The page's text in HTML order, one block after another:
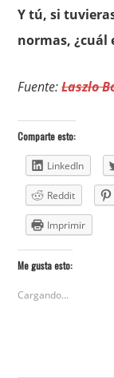
Y tú, si
normas, ¿cuál
Fuente:Laszlo
Comparte esto:
LinkedIn
Reddit
Imprimir
Me gusta esto:
Cargando...